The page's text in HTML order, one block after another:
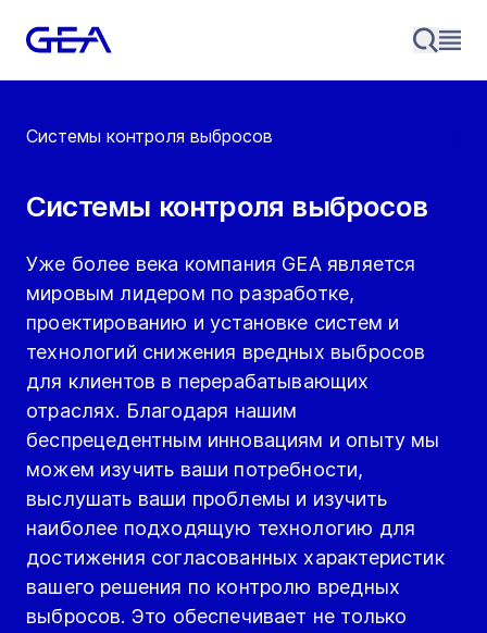
Системы контроля выбросов
Системы контроля выбросов
Уже более века компания GEA является
мировым лидером по разработке,
проектированию и установке систем и
технологий снижения вредных выбросов
для клиентов в перерабатывающих
отраслях. Благодаря нашим
беспрецедентным инновациям и опыту мы
можем изучить ваши потребности,
выслушать ваши проблемы и изучить
наиболее подходящую технологию для
достижения согласованных характеристик
вашего решения по контролю вредных
выбросов. Это обеспечивает не только